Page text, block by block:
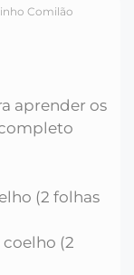
Comilão
aprender os
(2 folhas
(2